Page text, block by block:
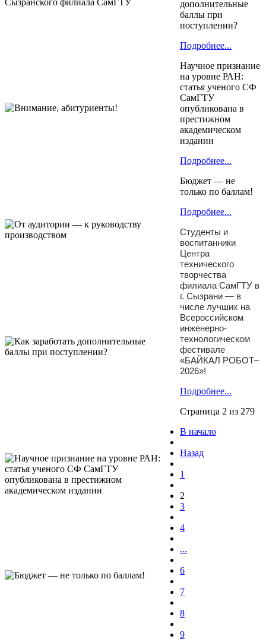
дополнительные
баллы при
поступлении?
Подробнее...
Научное признание
на уровне РАН:
статья ученого СФ
СамГТУ
опубликована в
престижном
академическом
издании
Подробнее...
Бюджет — не
только по баллам!
Подробнее...
Студенты и
воспитанники
Центра
технического
творчества
филиала СамГТУ в
г. Сызрани — в
числе лучших на
Всероссийском
инженерно-
технологическом
фестивале
«БАЙКАЛ РОБОТ–
2026»!
Подробнее...
Страница 2 из 279
В начало
Назад
1
2
3
4
...
6
7
8
9